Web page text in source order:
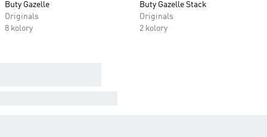
Buty Gazelle
Originals
8 kolory
Buty Gazelle Stack
Originals
2 kolory